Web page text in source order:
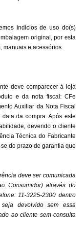
indícios de uso do(s)
original, por esta
manuais e acessórios.
deve comparecer à loja
e da nota fiscal: CFe
Auxiliar da Nota Fiscal
da compra. Após este
devendo o cliente
Técnica do Fabricante
do prazo de garantia que
deve ser comunicada
Consumidor) através do
11-3225-2300 dentro
devolvido sem essa
ao cliente sem consulta